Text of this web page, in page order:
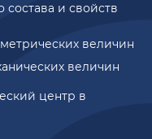
центр в
и свойств
величин
величин